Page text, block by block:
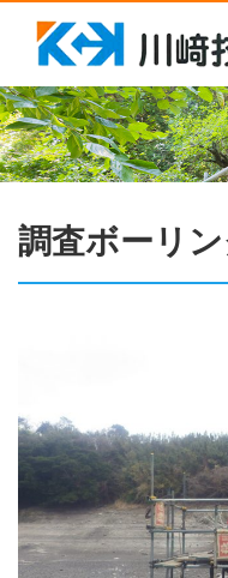
調査ボーリ